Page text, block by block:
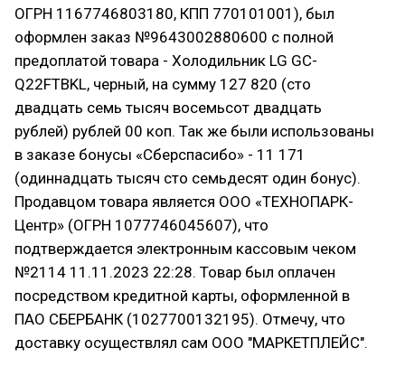
ОГРН 1167746803180, КПП 770101001), был
оформлен заказ №9643002880600 с полной
предоплатой товара - Холодильник LG GC-
Q22FTBKL, черный, на сумму 127 820 (сто
двадцать семь тысяч восемьсот двадцать
рублей) рублей 00 коп. Так же были использованы
в заказе бонусы «Сберспасибо» - 11 171
(одиннадцать тысяч сто семьдесят один бонус).
Продавцом товара является ООО «ТЕХНОПАРК-
Центр» (ОГРН 1077746045607), что
подтверждается электронным кассовым чеком
№2114 11.11.2023 22:28. Товар был оплачен
посредством кредитной карты, оформленной в
ПАО СБЕРБАНК (1027700132195). Отмечу, что
доставку осуществлял сам ООО "МАРКЕТПЛЕЙС".